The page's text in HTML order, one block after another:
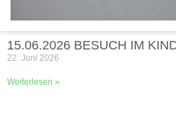
15.06.2026 BESUCH IM
22. Juni 2026
Weiterlesen »